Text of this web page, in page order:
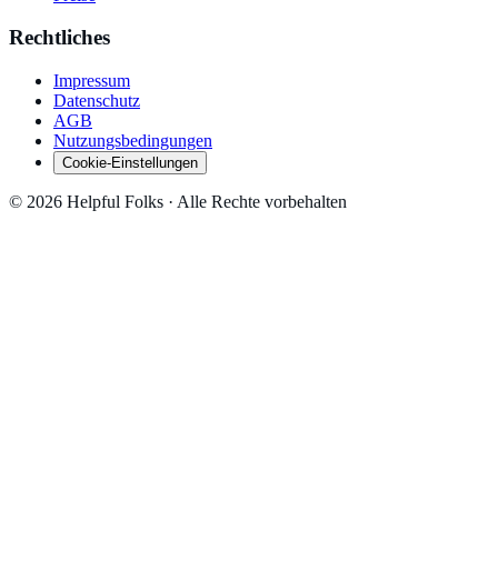
Rechtliches
Impressum
Datenschutz
AGB
Nutzungsbedingungen
Cookie-Einstellungen
© 2026 Helpful Folks · Alle Rechte vorbehalten